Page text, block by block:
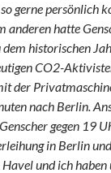
gerne persönlich
anderen hatte
historischen
CO2-
der
nach Berlin.
gegen 19
in Berlin
und ich haben